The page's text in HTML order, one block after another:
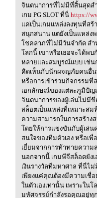
จินตนาการที่ไม่มีที่สิ้นสุดส
เกม PG SLOT ที่นี่ https://
แค่เป็นเกมแหล่งลงทุนที่สร้
สนุกสนาน แต่ยังเป็นแหล่ง
โชคลาภที่ไม่มีวันจำกัด สำ
โลกนี้ เขาหรือเธอจะได้พ
หลายและสมบูรณ์แบบ เช่น
คิดเห็นกับนักผจญภัยคนอื่
หรือการเข้าร่วมกิจกรรมที่
เอกลักษณ์ของแต่ละภูมิปัญ
จินตนาการของผู้เล่นไม่มีขี
สล็อตเป็นแหล่งที่เหมาะสม
ความสามารถในการสร้าง
โดยให้การแข่งขันกับผู้เล่น
สนใจของทีมตัวเอง หรือเ
เยี่ยมจากการท้าทายความ
นอกจากนี้ เกมพีจีสล็อตยัง
เงินรางวัลที่มหาศาล ที่นี่ไ
เพียงแค่คุณต้องมีความเชื่
ในตัวเองเท่านั้น เพราะใน
มหัศจรรย์กำลังรอคุณอยู่ทุ